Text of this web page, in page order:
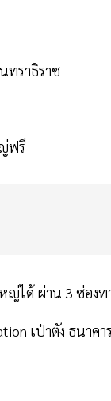
ทราธิราช
ฟรี
ญ่ได้ ผ่าน 3 ช่องท
เป๋าตัง ธนาคา